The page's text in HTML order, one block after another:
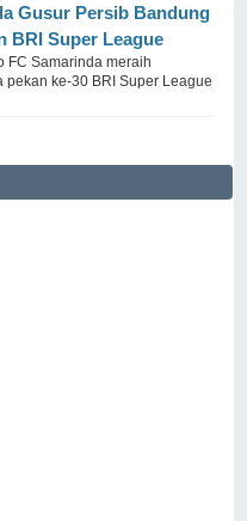
Gusur Persib Bandung
BRI Super League
FC Samarinda meraih
pekan ke-30 BRI Super League